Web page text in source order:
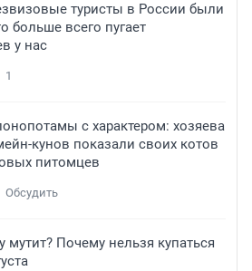
туристы в России были
больше всего пугает
у нас
1
с характером: хозяева
кунов показали своих котов
питомцев
Обсудить
мутит? Почему нельзя купаться